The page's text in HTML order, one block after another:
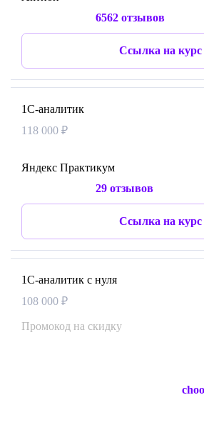
6562 отзывов
Ссылка на курс
1С-аналитик
118 000 ₽
Яндекс Практикум
29 отзывов
Ссылка на курс
1С-аналитик с нуля
108 000 ₽
Промокод на скидку